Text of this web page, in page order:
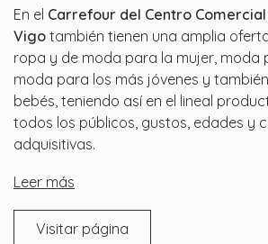
En el Carrefour del Centro Comercial
Vigo también tienen una amplia
ropa y de moda para la mujer, moda
moda para los más jóvenes y
bebés, teniendo así en el lineal
todos los públicos, gustos, edades y
adquisitivas.
Leer más
Visitar página